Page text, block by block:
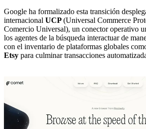
Google ha formalizado esta transición
internacional UCP(Universal Commerce
Comercio Universal), un conector operativo
los agentes de la búsqueda interactuar de
con el inventario de plataformas globales
Etsy para culminar transacciones